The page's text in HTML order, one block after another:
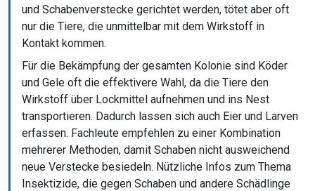
und Schabenverstecke gerichtet werden, tötet aber oft
nur die Tiere, die unmittelbar mit dem Wirkstoff in
Kontakt kommen.
Für die Bekämpfung der gesamten Kolonie sind Köder
und Gele oft die effektivere Wahl, da die Tiere den
Wirkstoff über Lockmittel aufnehmen und ins Nest
transportieren. Dadurch lassen sich auch Eier und Larven
erfassen. Fachleute empfehlen zu einer Kombination
mehrerer Methoden, damit Schaben nicht ausweichend
neue Verstecke besiedeln. Nützliche Infos zum Thema
Insektizide, die gegen Schaben und andere Schädlinge